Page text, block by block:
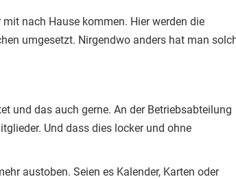
nach Hause kommen. Hier werden die
umgesetzt. Nirgendwo anders hat man
und das auch gerne. An der Betriebsabteilung
Und dass dies locker und ohne
austoben. Seien es Kalender, Karten oder